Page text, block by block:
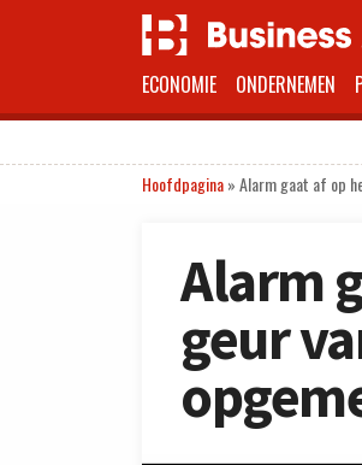
ECONOMIE ONDERNEMEN
Hoofdpagina»Alarm gaat af op
Alarm
geur